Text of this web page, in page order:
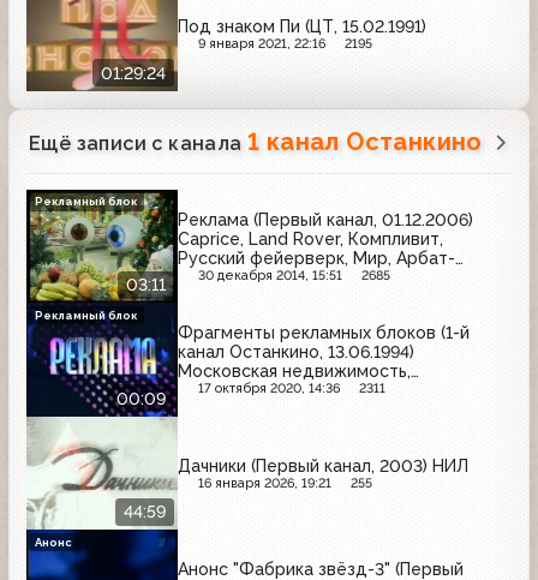
01:29:24
Под знаком Пи (ЦТ, 15.02.1991)
9 января 2021, 22:16 2195
Ещё записи с канала 1 канал Останкино
03:11
Реклама (Первый канал, 01.12.2006)
Caprice, Land Rover, Компливит,
Русский фейерверк, Мир, Арбат-
Престиж, ЭТО, М.Видео, Рамстор,
30 декабря 2014, 15:51 2685
Рекламный блок
00:09
Фрагменты рекламных блоков (1-й
канал Останкино, 13.06.1994)
Московская недвижимость,
Автомобильный всероссийский альянс
17 октября 2020, 14:36 2311
Рекламный блок
44:59
Дачники (Первый канал, 2003) НИЛ
16 января 2026, 19:21 255
Анонс "Фабрика звёзд-3" (Первый
Анонс